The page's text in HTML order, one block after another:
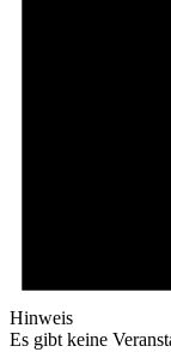
Hinweis
Es gibt keine